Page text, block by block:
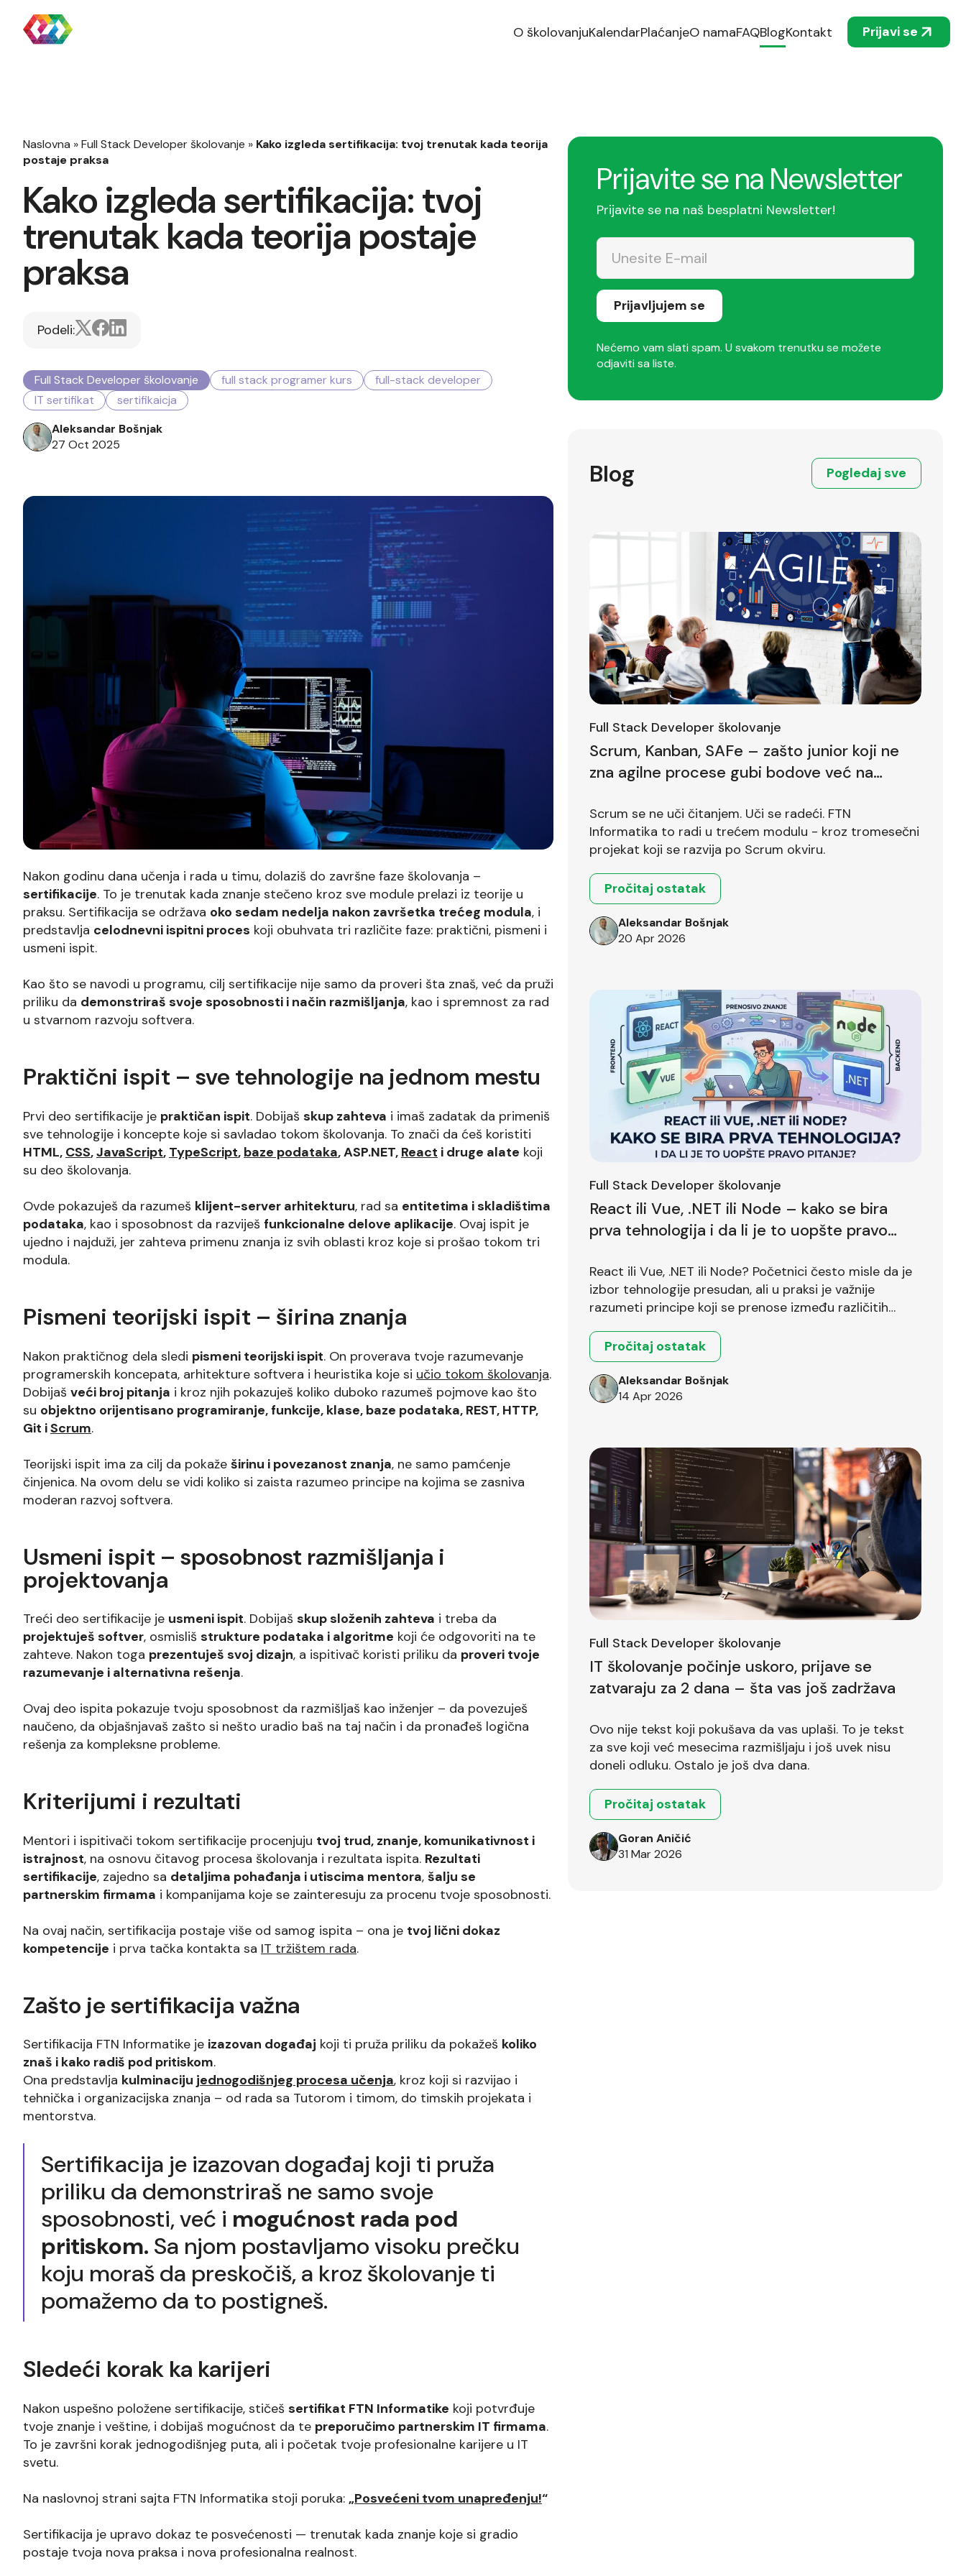
O školovanjuKalendarPlaćanjeO namaFAQBlogKontakt Prijavi se
Naslovna »Full Stack Developer školovanje » Kako izgleda sertifikacija: tvoj trenutak kada teorija
postaje praksa
Kako izgleda sertifikacija: tvoj
trenutak kada teorija postaje
praksa
Podeli:
Full Stack Developer školovanje full stack programer kurs
full-stack developer
IT sertifikat
sertifikaicja
Aleksandar Bošnjak
27 Oct 2025
Nakon godinu dana učenja i rada u timu, dolaziš do završne faze školovanja –
sertifikacije. To je trenutak kada znanje stečeno kroz sve module prelazi iz teorije u
praksu. Sertifikacija se održava oko sedam nedelja nakon završetka trećeg modula, i
predstavlja celodnevni ispitni proces koji obuhvata tri različite faze: praktični, pismeni i
usmeni ispit.
Kao što se navodi u programu, cilj sertifikacije nije samo da proveri šta znaš, već da pruži
priliku da demonstriraš svoje sposobnosti i način razmišljanja, kao i spremnost za rad
u stvarnom razvoju softvera.
Praktični ispit – sve tehnologije na jednom mestu
Prvi deo sertifikacije je praktičan ispit. Dobijaš skup zahteva i imaš zadatak da primeniš
sve tehnologije i koncepte koje si savladao tokom školovanja. To znači da ćeš koristiti
HTML, CSS,JavaScript, TypeScript, baze podataka, ASP.NET, React i druge alate koji
su deo školovanja.
Ovde pokazuješ da razumeš klijent-server arhitekturu, rad sa entitetima i skladištima
podataka, kao i sposobnost da razviješ funkcionalne delove aplikacije. Ovaj ispit je
ujedno i najduži, jer zahteva primenu znanja iz svih oblasti kroz koje si prošao tokom tri
modula.
Pismeni teorijski ispit – širina znanja
Nakon praktičnog dela sledi pismeni teorijski ispit. On proverava tvoje razumevanje
programerskih koncepata, arhitekture softvera i heuristika koje si učio tokom školovanja.
Dobijaš veći broj pitanja i kroz njih pokazuješ koliko duboko razumeš pojmove kao što
su objektno orijentisano programiranje, funkcije, klase, baze podataka, REST, HTTP,
Git iScrum.
Teorijski ispit ima za cilj da pokaže širinu i povezanost znanja, ne samo pamćenje
činjenica. Na ovom delu se vidi koliko si zaista razumeo principe na kojima se zasniva
moderan razvoj softvera.
Usmeni ispit – sposobnost razmišljanja i
projektovanja
Treći deo sertifikacije je usmeni ispit. Dobijaš skup složenih zahteva i treba da
projektuješ softver, osmisliš strukture podataka i algoritme koji će odgovoriti na te
zahteve. Nakon toga prezentuješ svoj dizajn, a ispitivač koristi priliku da proveri tvoje
razumevanje i alternativna rešenja.
Ovaj deo ispita pokazuje tvoju sposobnost da razmišljaš kao inženjer – da povezuješ
naučeno, da objašnjavaš zašto si nešto uradio baš na taj način i da pronađeš logična
rešenja za kompleksne probleme.
Kriterijumi i rezultati
Mentori i ispitivači tokom sertifikacije procenjuju tvoj trud, znanje, komunikativnost i
istrajnost, na osnovu čitavog procesa školovanja i rezultata ispita. Rezultati
sertifikacije, zajedno sa detaljima pohađanja i utiscima mentora, šalju se
partnerskim firmama i kompanijama koje se zainteresuju za procenu tvoje sposobnosti.
Na ovaj način, sertifikacija postaje više od samog ispita – ona je tvoj lični dokaz
kompetencije i prva tačka kontakta sa IT tržištem rada.
Zašto je sertifikacija važna
Sertifikacija FTN Informatike je izazovan događaj koji ti pruža priliku da pokažeš koliko
znaš i kako radiš pod pritiskom.
Ona predstavlja kulminaciju jednogodišnjeg procesa učenja, kroz koji si razvijao i
tehnička i organizacijska znanja – od rada sa Tutorom i timom, do timskih projekata i
mentorstva.
Sertifikacija je izazovan događaj koji ti pruža
priliku da demonstriraš ne samo svoje
sposobnosti, već i mogućnost rada pod
pritiskom. Sa njom postavljamo visoku prečku
koju moraš da preskočiš, a kroz školovanje ti
pomažemo da to postigneš.
Sledeći korak ka karijeri
Nakon uspešno položene sertifikacije, stičeš sertifikat FTN Informatike koji potvrđuje
tvoje znanje i veštine, i dobijaš mogućnost da te preporučimo partnerskim IT firmama.
To je završni korak jednogodišnjeg puta, ali i početak tvoje profesionalne karijere u IT
svetu.
Na naslovnoj strani sajta FTN Informatika stoji poruka: „Posvećeni tvom unapređenju!“
Sertifikacija je upravo dokaz te posvećenosti — trenutak kada znanje koje si gradio
postaje tvoja nova praksa i nova profesionalna realnost.
Prijavite se na Newsletter
Prijavite se na naš besplatni Newsletter!
Prijavljujem se
Nećemo vam slati spam. U svakom trenutku se možete
odjaviti sa liste.
Blog Pogledaj sve
Full Stack Developer školovanje
Scrum, Kanban, SAFe – zašto junior koji ne
zna agilne procese gubi bodove već na
Scrum se ne uči čitanjem. Uči se radeći. FTN
Informatika to radi u trećem modulu - kroz tromesečni
projekat koji se razvija po Scrum okviru.
Pročitaj ostatak
Aleksandar Bošnjak
20 Apr 2026
Full Stack Developer školovanje
React ili Vue, .NET ili Node – kako se bira
prva tehnologija i da li je to uopšte pravo
React ili Vue, .NET ili Node? Početnici često misle da je
izbor tehnologije presudan, ali u praksi je važnije
razumeti principe koji se prenose između različitih
Pročitaj ostatak
Aleksandar Bošnjak
14 Apr 2026
Full Stack Developer školovanje
IT školovanje počinje uskoro, prijave se
zatvaraju za 2 dana – šta vas još zadržava
Ovo nije tekst koji pokušava da vas uplaši. To je tekst
za sve koji već mesecima razmišljaju i još uvek nisu
doneli odluku. Ostalo je još dva dana.
Pročitaj ostatak
Goran Aničić
31 Mar 2026